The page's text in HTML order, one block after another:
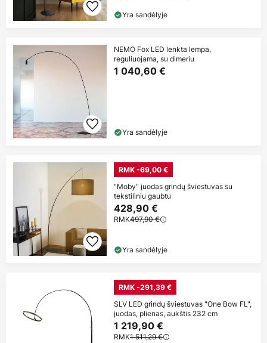
Yra sandėlyje
NEMO Fox LED lenkta lempa,
reguliuojama, su dimeriu
1 040,60 €
Yra sandėlyje
RMK -69,00 €
"Moby" juodas grindų šviestuvas su
tekstiliniu gaubtu
428,90 €
RMK497,90 €
Yra sandėlyje
RMK -291,39 €
SLV LED grindų šviestuvas "One Bow FL",
juodas, plienas, aukštis 232 cm
1 219,90 €
RMK1 511,29 €